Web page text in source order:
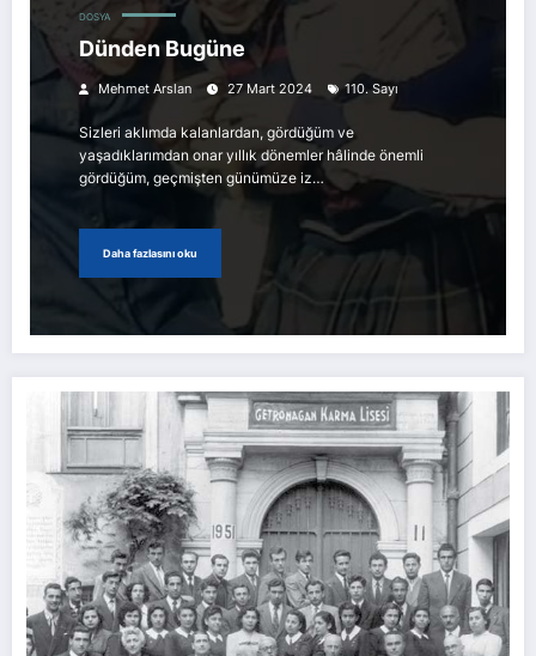
DOSYA
Dünden Bugüne
Mehmet Arslan 27 Mart 2024 110. Sayı
Sizleri aklımda kalanlardan, gördüğüm ve
yaşadıklarımdan onar yıllık dönemler hâlinde önemli
gördüğüm, geçmişten günümüze iz…
Daha fazlasını oku